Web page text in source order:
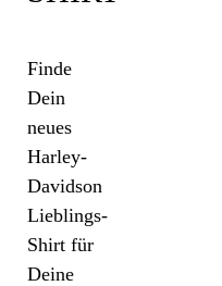
Finde
Dein
neues
Harley-
Davidson
Lieblings-
Shirt für
Deine